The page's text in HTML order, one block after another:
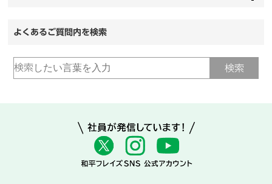
よくあるご質問内を検索